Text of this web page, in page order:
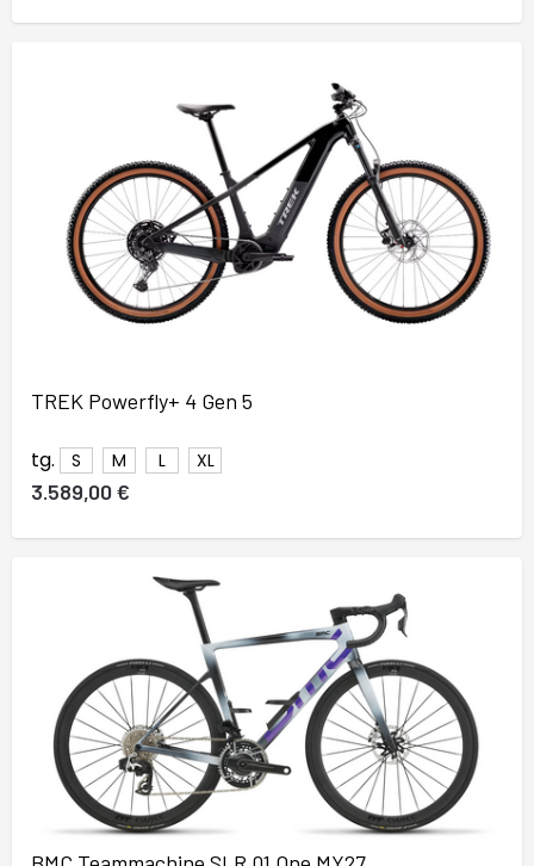
TREK Powerfly+ 4 Gen 5
tg. S M L XL
3.589,00 €